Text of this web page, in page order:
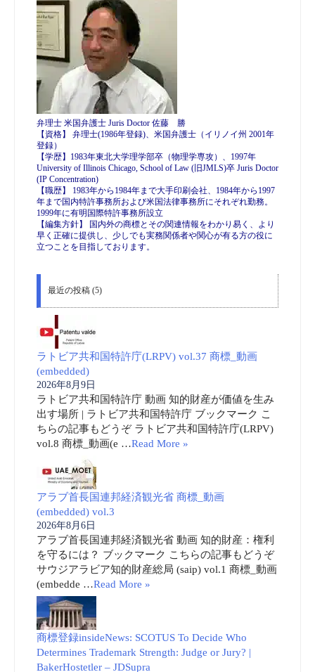
弁理士 米国弁護士 Juris Doctor 佐藤 勝
【資格】 弁理士(1986年登録)、米国弁護士（イリノイ州 2001年
登録）
【学歴】1983年東北大学理学部卒（物理学専攻）、1997年
University of Illinois Chicago, School of Law (旧JMLS)卒 Juris Doctor
(IP Concentration)
【職歴】 1983年から1984年まで大手印刷会社、1984年から1997
年まで国内特許事務所および米国法律事務所にそれぞれ勤務。
1999年に有明国際特許事務所設立
【編集方針】 国内外の商標とその関連情報をわかり易く、より
早く正確に提供し、少しでも実務関係者や関心が有る方の役に
立つことを目指しております。
最近の投稿 (5)
ラトビア共和国特許庁(LRPV) vol.37 商標_動画
(embedded)
2026年8月9日
ラトビア共和国特許庁 動画 知的財産が価値を生み
出す場所 | ラトビア共和国特許庁 ブックマーク こ
ちらの記事もどうぞ ラトビア共和国特許庁(LRPV)
vol.8 商標_動画(e …Read More »
アラブ首長国連邦経済観光省 商標_動画
(embedded) vol.3
2026年8月6日
アラブ首長国連邦経済観光省 動画 知的財産：権利
を守るには？ ブックマーク こちらの記事もどうぞ
サウジアラビア知的財産総局 (saip) vol.1 商標_動画
(embedde …Read More »
商標登録insideNews: SCOTUS To Decide Who
Determines Trademark Strength: Judge or Jury? |
BakerHostetler – JDSupra